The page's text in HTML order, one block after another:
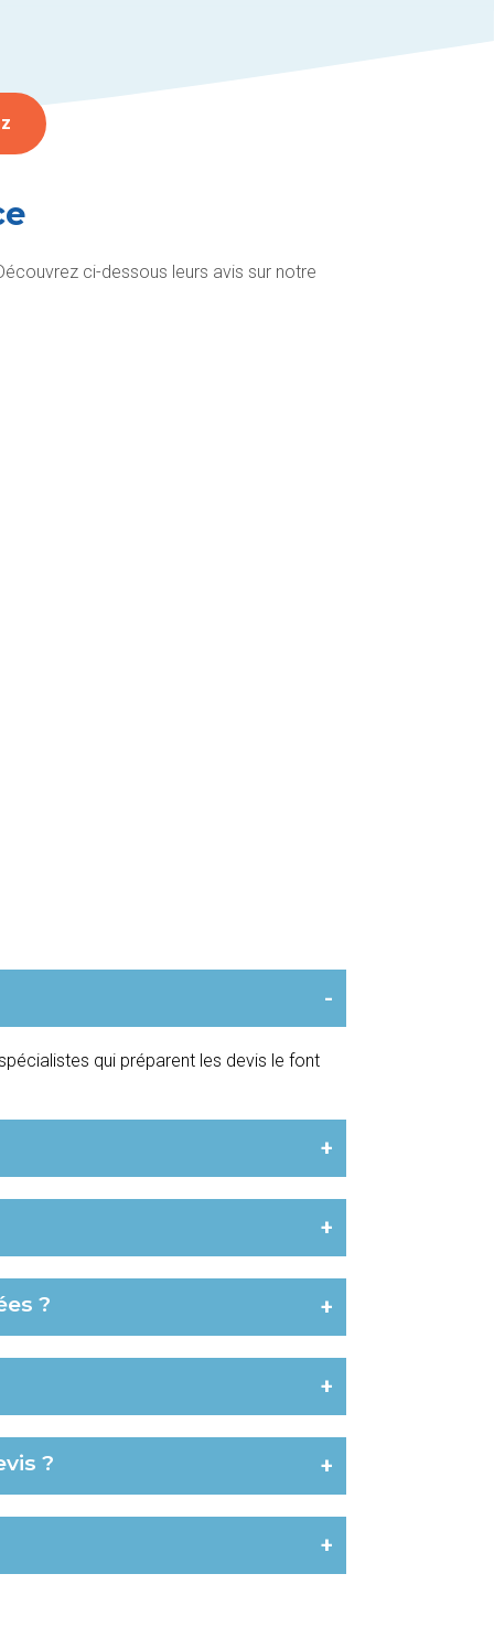
ci-dessous leurs avis sur notre
-
qui préparent les devis le font
+
+
? +
+
? +
+